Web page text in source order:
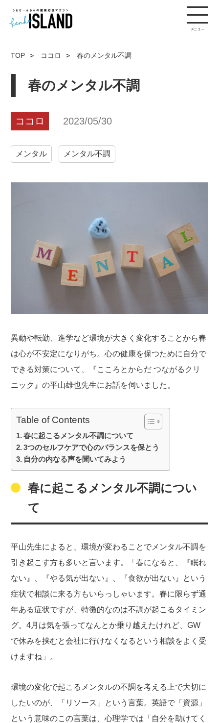
TOP ココロ 春のメンタル不調
春のメンタル不調
ココロ 2023/05/30
メンタル メンタル不調
異動や転勤、進学など環境が大きく変化することから春
は心が不安定になりがち。心の健康を保つために自分で
できる対策について、『こころとからだ つながるクリ
ニック』の平山雄也先生にお話を伺いました。
Table of Contents
春に起こるメンタル不調について
3つのセルフケアで心のバランスを保とう
自分の内なる声を聞いてみよう
春に起こるメンタル不調につい
て
平山先生によると、環境が変わることでメンタル不調を
引き起こす方も多いと言います。「春になると、『眠れ
ない』、『やる気が出ない』、『食欲が出ない』という
症状で相談に来る方もいらっしゃいます。春に限らず通
年ある症状ですが、特徴的なのは不調が起こるタイミン
グ。4月は気を張ってなんとか乗り越えたけれど、GW
で休みを挟むと会社に行けなくなるという相談をよく受
けますね」。
環境の変化で起こるメンタルの不調を考える上で大切に
したいのが、「リソース」という言葉。英語で「資源」
という意味のこの言葉は、心理学では「自分を助けてく